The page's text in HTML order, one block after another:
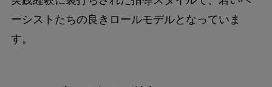
ーシストたちの良きロールモデルとなっていま
す。